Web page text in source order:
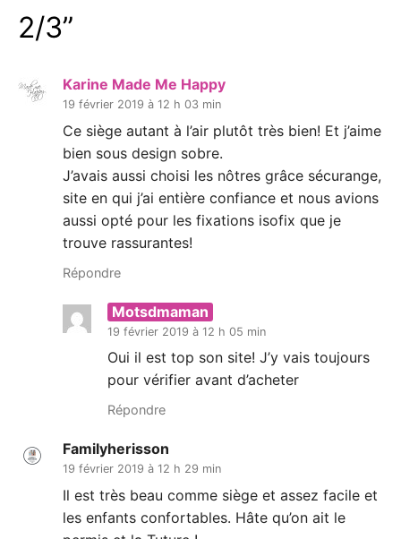
2/3”
Karine Made Me Happy
19 février 2019 à 12 h 03 min
Ce siège autant à l’air plutôt très bien! Et j’aime
bien sous design sobre.
J’avais aussi choisi les nôtres grâce sécurange,
site en qui j’ai entière confiance et nous avions
aussi opté pour les fixations isofix que je
trouve rassurantes!
Répondre
Motsdmaman
19 février 2019 à 12 h 05 min
Oui il est top son site! J’y vais toujours
pour vérifier avant d’acheter
Répondre
Familyherisson
19 février 2019 à 12 h 29 min
Il est très beau comme siège et assez facile et
les enfants confortables. Hâte qu’on ait le